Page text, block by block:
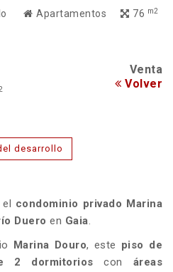
Apartamentos 76 m2
Venta
Volver
desarrollo
condominio privado Marina
Duero en Gaia.
Marina Douro, este piso de
2 dormitorios con áreas